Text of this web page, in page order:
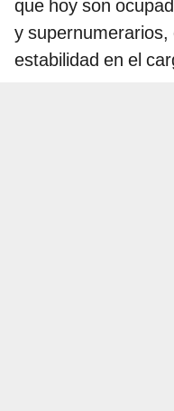
que hoy son
y supernumerarios,
estabilidad en el